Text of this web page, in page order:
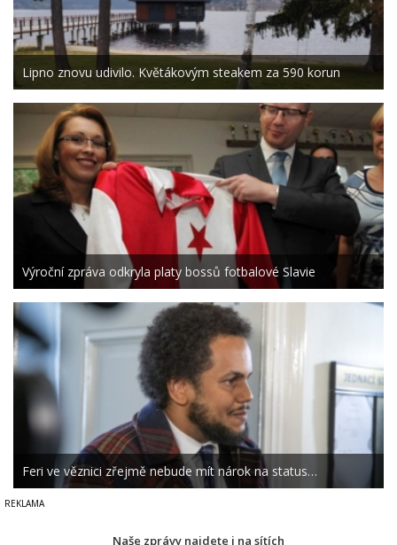
Lipno znovu udivilo. Květákovým steakem za 590 korun
Výroční zpráva odkryla platy bossů fotbalové Slavie
Feri ve věznici zřejmě nebude mít nárok na status…
Naše zprávy najdete i na sítích